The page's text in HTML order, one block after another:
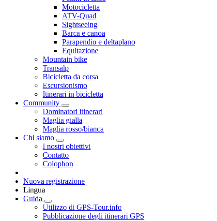
Motocicletta
ATV-Quad
Sightseeing
Barca e canoa
Parapendio e deltaplano
Equitazione
Mountain bike
Transalp
Bicicletta da corsa
Escursionismo
Itinerari in bicicletta
Community
Dominatori itinerari
Maglia gialla
Maglia rosso/bianca
Chi siamo
I nostri obiettivi
Contatto
Colophon
Nuova registrazione
Lingua
Guida
Utilizzo di GPS-Tour.info
Pubblicazione degli itinerari GPS